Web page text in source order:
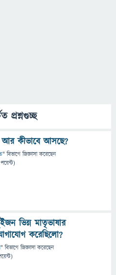
প্রশ্নগুচ্ছ
কীভাবে আসছে?
" বিভাগে জিজ্ঞাসাকরেছেন
পয়েন্ট)
ভিন্ন মাতৃভাষার
করেছিলো?
" বিভাগে জিজ্ঞাসাকরেছেন